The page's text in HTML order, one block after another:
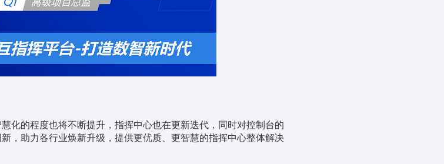
化的程度也将不断提升，指挥中心也在更新迭代，同时对控制台的
，助力各行业焕新升级，提供更优质、更智慧的指挥中心整体解决